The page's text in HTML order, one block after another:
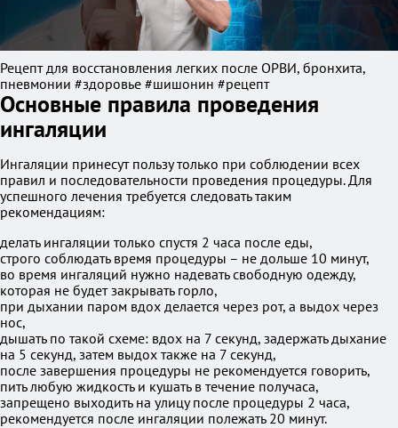
Рецепт для восстановления легких после ОРВИ, бронхита,
пневмонии #здоровье #шишонин #рецепт
Основные правила проведения
ингаляции
Ингаляции принесут пользу только при соблюдении всех
правил и последовательности проведения процедуры. Для
успешного лечения требуется следовать таким
рекомендациям:
делать ингаляции только спустя 2 часа после еды,
строго соблюдать время процедуры – не дольше 10 минут,
во время ингаляций нужно надевать свободную одежду,
которая не будет закрывать горло,
при дыхании паром вдох делается через рот, а выдох через
нос,
дышать по такой схеме: вдох на 7 секунд, задержать дыхание
на 5 секунд, затем выдох также на 7 секунд,
после завершения процедуры не рекомендуется говорить,
пить любую жидкость и кушать в течение получаса,
запрещено выходить на улицу после процедуры 2 часа,
рекомендуется после ингаляции полежать 20 минут.